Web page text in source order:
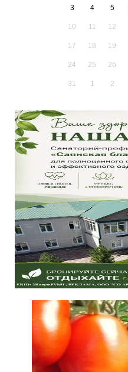
3 4 5
10 11 12
17 18 19
24 25 26
31 1 2